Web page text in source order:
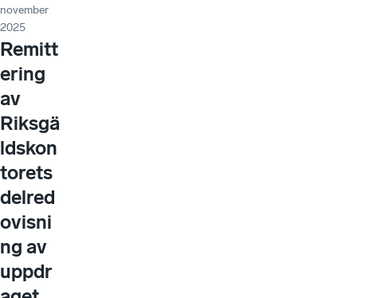
november
2025
Remitt
ering
av
Riksgä
ldskon
torets
delred
ovisni
ng av
uppdr